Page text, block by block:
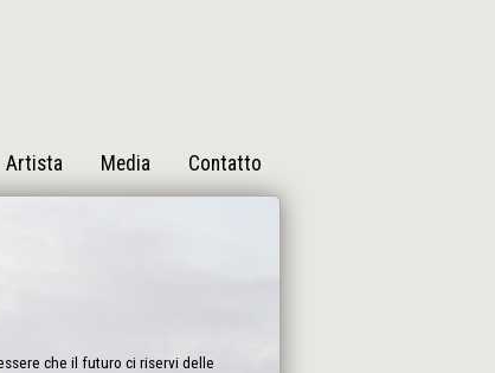
Artista Media Contatto
che il futuro ci riservi delle